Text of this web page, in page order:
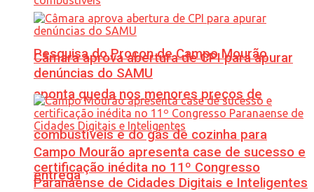
Pesquisa do Procon de Campo Mourão
aponta queda nos menores preços de
combustíveis e do gás de cozinha para
entrega
Câmara aprova abertura de CPI para apurar
denúncias do SAMU
Campo Mourão apresenta case de sucesso e
certificação inédita no 11º Congresso
Paranaense de Cidades Digitais e Inteligentes